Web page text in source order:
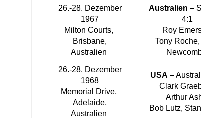
26.-28. Dezember
1967
Milton Courts,
Brisbane,
Australien
Australien –
4:1
Roy Emerson,
Tony Roche, John
Newcombe
26.-28. Dezember
1968
Memorial Drive,
Adelaide,
Australien
USA – Australien
Clark Graebner,
Arthur Ashe,
Bob Lutz, Stan